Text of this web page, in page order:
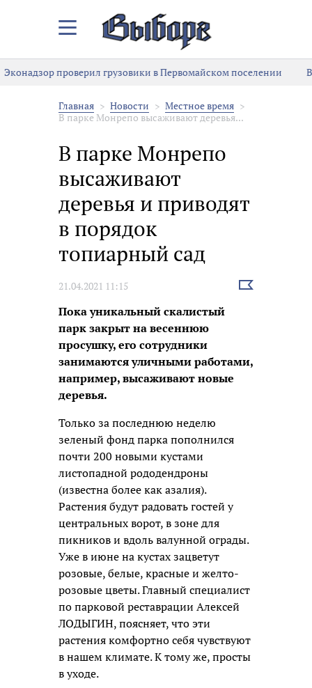
Закрыть/
меню
Эконадзор проверил грузовики в Первомайском поселении
Главная Новости
Местное время
В парке Монрепо высаживают деревья...
В парке Монрепо
высаживают
деревья и приводят
в порядок
топиарный сад
21.04.2021 11:15
Выбрать
Пока уникальный скалистый
парк закрыт на весеннюю
просушку, его сотрудники
занимаются уличными работами,
например, высаживают новые
деревья.
Только за последнюю неделю
зеленый фонд парка пополнился
почти 200 новыми кустами
листопадной рододендроны
(известна более как азалия).
Растения будут радовать гостей у
центральных ворот, в зоне для
пикников и вдоль валунной ограды.
Уже в июне на кустах зацветут
розовые, белые, красные и желто-
розовые цветы. Главный специалист
по парковой реставрации Алексей
ЛОДЫГИН, поясняет, что эти
растения комфортно себя чувствуют
в нашем климате. К тому же, просты
в уходе.